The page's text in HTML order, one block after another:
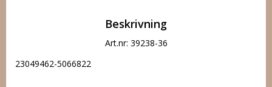
Beskrivning
Art.nr: 39238-36
23049462-5066822